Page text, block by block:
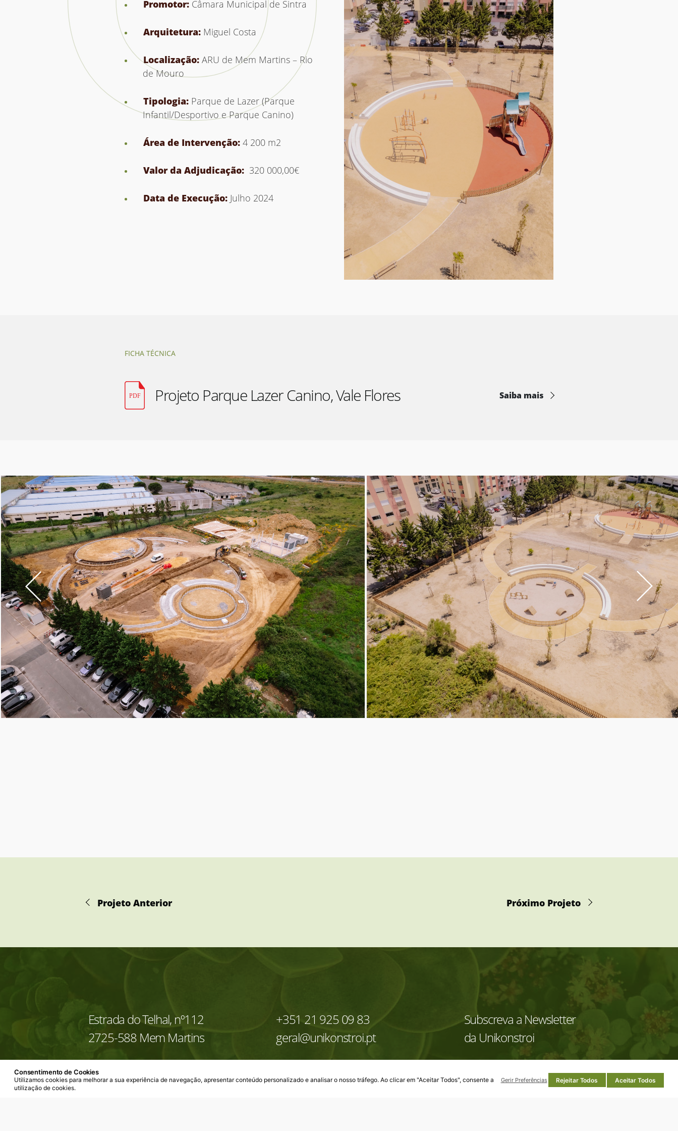
Promotor: Câmara Municipal de Sintra
Arquitetura: Miguel Costa
Localização: ARU de Mem Martins – Rio
de Mouro
Tipologia: Parque de Lazer (Parque
Infantil/Desportivo e Parque Canino)
Área de Intervenção: 4 200 m2
Valor da Adjudicação: 320 000,00€
Data de Execução: Julho 2024
FICHA TÉCNICA
Projeto Parque Lazer Canino, Vale Flores Saiba mais
Projeto Anterior Próximo Projeto
Estrada do Telhal, nº112
2725-588 Mem Martins
+351 21 925 09 83
geral@unikonstroi.pt
Subscreva a Newsletter
da Unikonstroi
Consentimento de Cookies
Utilizamos cookies para melhorar a sua experiência de navegação, apresentar conteúdo personalizado e analisar o nosso tráfego. Ao clicar em "Aceitar Todos", consente a
utilização de cookies.
Gerir Preferências Rejeitar Todos Aceitar Todos